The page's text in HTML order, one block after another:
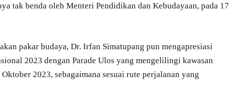
tak benda oleh Menteri Pendidikan dan Kebudayaan, pada 17
pakar budaya, Dr. Irfan Simatupang pun mengapresiasi
2023 dengan Parade Ulos yang mengelilingi kawasan
2023, sebagaimana sesuai rute perjalanan yang